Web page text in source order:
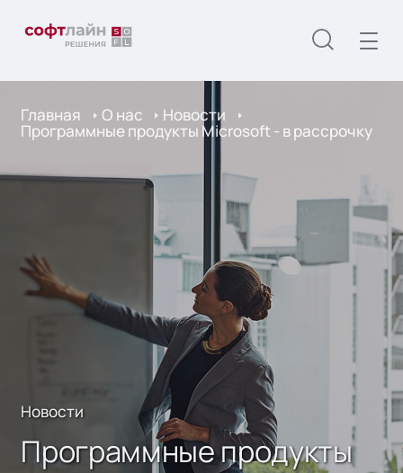
Главная О нас Новости
Программные продукты Microsoft - в рассрочку
Новости
Программные продукты